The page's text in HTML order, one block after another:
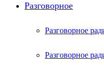
Разговорное
Разговорное
Разговорное